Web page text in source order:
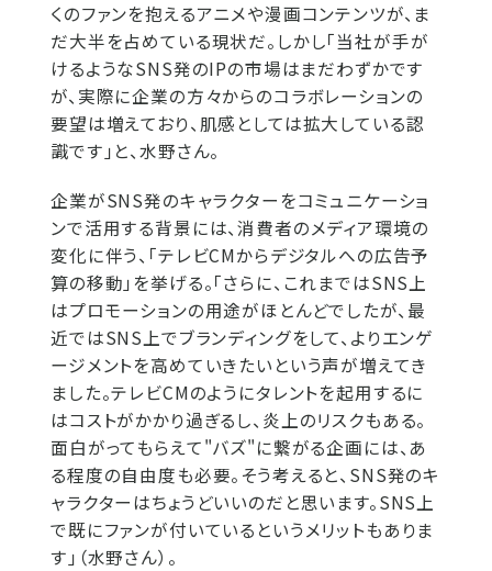
くのファンを抱えるアニメや漫画コンテンツが、ま
だ大半を占めている現状だ。しかし「当社が手が
けるようなSNS発のIPの市場はまだわずかです
が、実際に企業の方々からのコラボレーションの
要望は増えており、肌感としては拡大している認
識です」と、水野さん。
企業がSNS発のキャラクターをコミュニケーショ
ンで活用する背景には、消費者のメディア環境の
変化に伴う、「テレビCMからデジタルへの広告予
算の移動」を挙げる。「さらに、これまではSNS上
はプロモーションの用途がほとんどでしたが、最
近ではSNS上でブランディングをして、よりエンゲ
ージメントを高めていきたいという声が増えてき
ました。テレビCMのようにタレントを起用するに
はコストがかかり過ぎるし、炎上のリスクもある。
面白がってもらえて"バズ"に繋がる企画には、あ
る程度の自由度も必要。そう考えると、SNS発のキ
ャラクターはちょうどいいのだと思います。SNS上
で既にファンが付いているというメリットもありま
す」（水野さん）。